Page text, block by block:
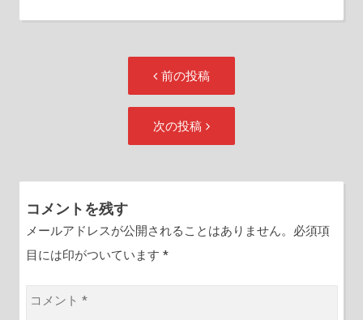
ー
シ
ョ
ン
前の投稿
の
稿:
次の投稿
の
コメントを残す
メールアドレスが公開されることはありません。必須項
目には印がついています *
コ